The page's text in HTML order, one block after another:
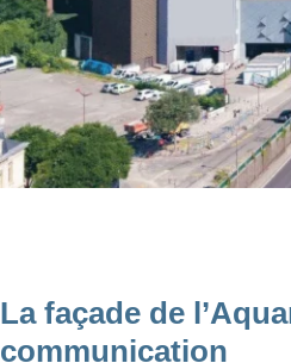
La façade de
communication